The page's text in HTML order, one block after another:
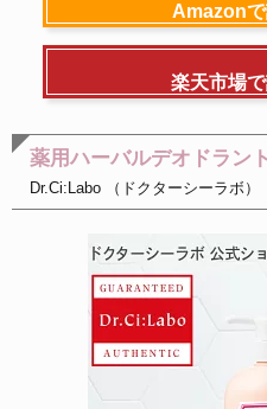
Amazon
楽天市場
薬用ハーバルデオドラン
Dr.Ci:Labo （ドクターシーラボ）